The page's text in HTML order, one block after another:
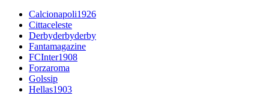
Calcionapoli1926
Cittaceleste
Derbyderbyderby
Fantamagazine
FCInter1908
Forzaroma
Golssip
Hellas1903